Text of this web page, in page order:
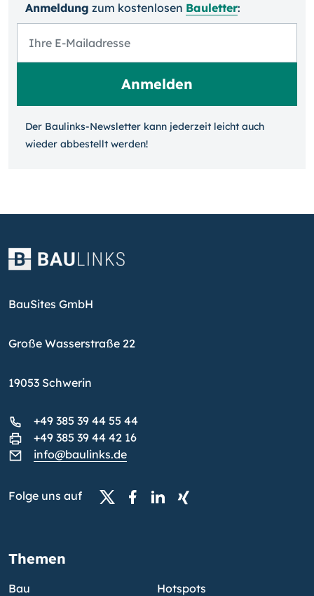
Anmeldung zum kosten­losen Bauletter:
Der Baulinks-Newsletter kann jeder­zeit leicht auch
wieder ab­bestellt werden!
BauSites GmbH
Große Wasserstraße 22
19053 Schwerin
+49 385 39 44 55 44
+49 385 39 44 42 16
info@baulinks.de
Folge uns auf
Themen
Bau
Hotspots